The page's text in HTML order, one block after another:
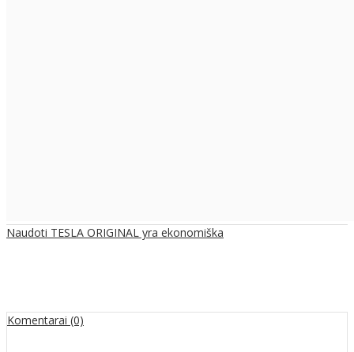
Naudoti TESLA ORIGINAL yra ekonomiška
Komentarai (0)